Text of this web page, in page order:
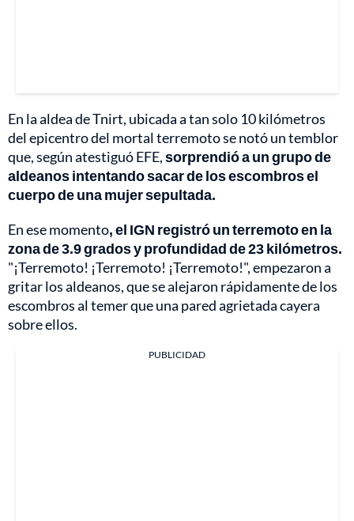
En la aldea de Tnirt, ubicada a tan solo 10 kilómetros
del epicentro del mortal terremoto se notó un temblor
que, según atestiguó EFE,sorprendió a un grupo de
aldeanos intentando sacar de los escombros el
cuerpo de una mujer sepultada.
En ese momento, el IGN registró un terremoto en la
zona de 3.9 grados y profundidad de 23 kilómetros.
"¡Terremoto! ¡Terremoto! ¡Terremoto!", empezaron a
gritar los aldeanos, que se alejaron rápidamente de los
escombros al temer que una pared agrietada cayera
sobre ellos.
PUBLICIDAD